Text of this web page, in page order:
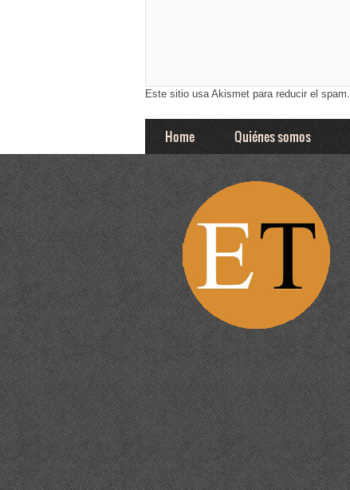
Este sitio usa Akismet para reducir el spam.
Home Quiénes somos